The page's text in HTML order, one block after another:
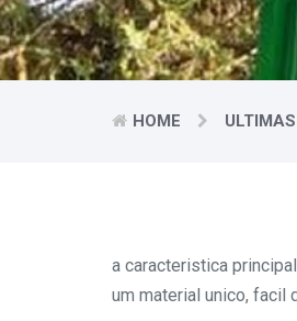
HOME
a caracteristica
um material unico, facil